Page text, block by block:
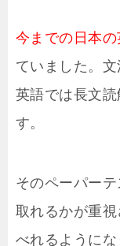
今までの日本
ていました。
英語では長文
す。
そのペーパー
取れるかが重
べれるようにな